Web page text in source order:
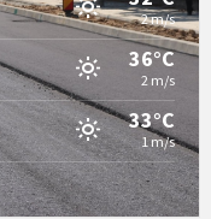
2 m/s
36°C
2 m/s
33°C
1 m/s